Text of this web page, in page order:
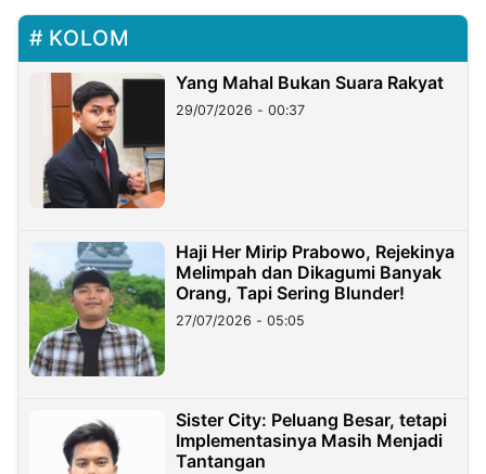
KOLOM
Yang Mahal Bukan Suara Rakyat
29/07/2026 - 00:37
Haji Her Mirip Prabowo, Rejekinya
Melimpah dan Dikagumi Banyak
Orang, Tapi Sering Blunder!
27/07/2026 - 05:05
Sister City: Peluang Besar, tetapi
Implementasinya Masih Menjadi
Tantangan